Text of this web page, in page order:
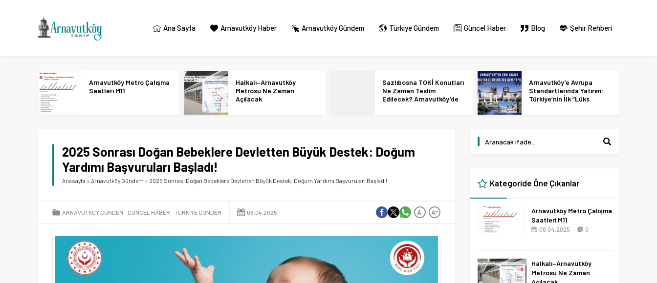
Ana Sayfa Arnavutköy Haber Arnavutköy Gündem Türkiye Gündem Güncel Haber Blog Şehir Rehberi
Arnavutköy Metro Çalışma
Saatleri M11
Halkalı–Arnavutköy
Metrosu Ne Zaman
Açılacak
Sazlıbosna TOKİ Konutları
Ne Zaman Teslim
Edilecek? Arnavutköy’de
Arnavutköy’e Avrupa
Standartlarında Yatırım:
Türkiye’nin İlk “Lüks
2025 Sonrası Doğan Bebeklere Devletten Büyük Destek: Doğum
Yardımı Başvuruları Başladı!
Anasayfa » Arnavutköy Gündem » 2025 Sonrası Doğan Bebeklere Devletten Büyük Destek: Doğum Yardımı Başvuruları Başladı!
ARNAVUTKÖY GÜNDEM GÜNCEL HABER TÜRKIYE GÜNDEM 08.04.2025 A+
A-
Kategoride Öne Çıkanlar
Arnavutköy Metro Çalışma
Saatleri M11
08.04.2025 0
Halkalı–Arnavutköy
Metrosu Ne Zaman